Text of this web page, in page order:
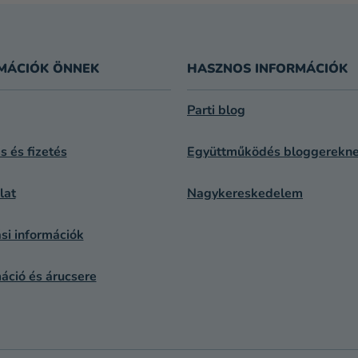
ÖNNEK
és fizetés
információk
és árucsere
HASZNOS INFORMÁCIÓK
Parti blog
Együttműködés
Nagykereskedelem